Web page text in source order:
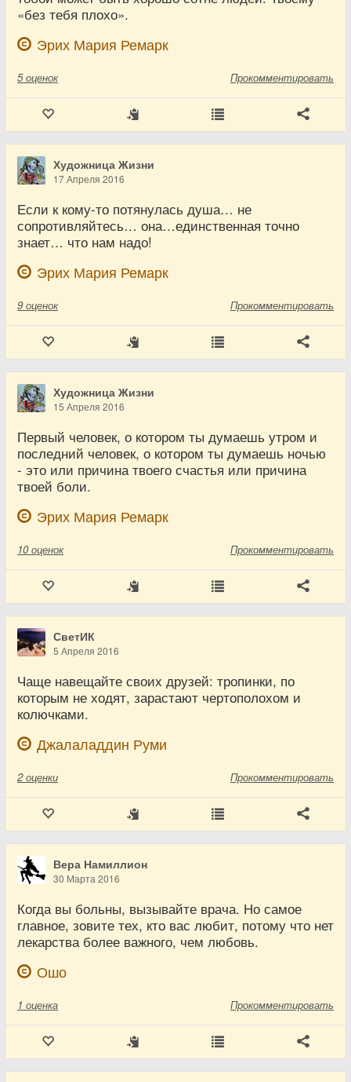
«без тебя плохо».
Эрих Мария Ремарк
5 оценок Прокомментировать
Художница Жизни
17 Апреля 2016
Если к кому-то потянулась душа… не
сопротивляйтесь… она…единственная точно
знает… что нам надо!
Эрих Мария Ремарк
9 оценок Прокомментировать
Художница Жизни
15 Апреля 2016
Первый человек, о котором ты думаешь утром и
последний человек, о котором ты думаешь ночью
- это или причина твоего счастья или причина
твоей боли.
Эрих Мария Ремарк
10 оценок Прокомментировать
СветИК
5 Апреля 2016
Чаще навещайте своих друзей: тропинки, по
которым не ходят, зарастают чертополохом и
колючками.
Джалаладдин Руми
2 оценки Прокомментировать
Вера Намиллион
30 Марта 2016
Когда вы больны, вызывайте врача. Но самое
главное, зовите тех, кто вас любит, потому что нет
лекарства более важного, чем любовь.
Ошо
1 оценка Прокомментировать